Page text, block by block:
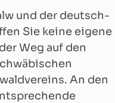
und der deutsch-
Sie keine eigene
Weg auf den
An den